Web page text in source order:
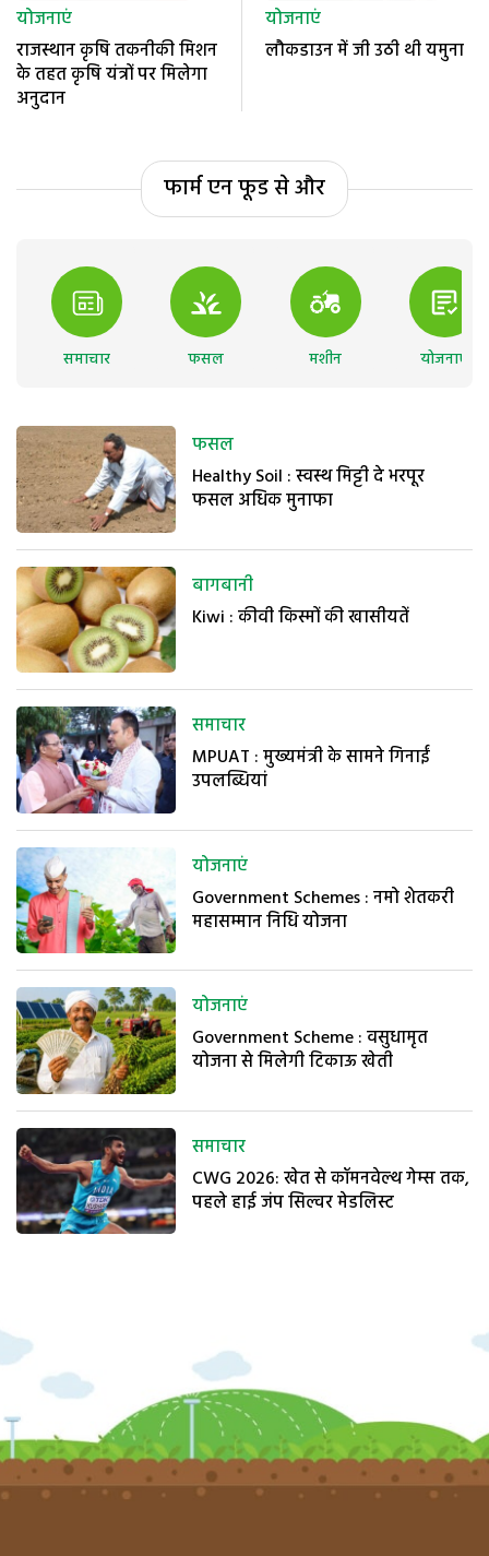
योजनाएं
राजस्थान कृषि तकनीकी मिशन
के तहत कृषि यंत्रों पर मिलेगा
अनुदान
योजनाएं
लौकडाउन में जी उठी थी यमुना
फार्म एन फूड से और
समाचार फसल मशीन योजनाएं
फसल
Healthy Soil : स्वस्थ मिट्टी दे भरपूर
फसल अधिक मुनाफा
बागबानी
Kiwi : कीवी किस्मों की खासीयतें
समाचार
MPUAT : मुख्यमंत्री के सामने गिनाईं
उपलब्धियां
योजनाएं
Government Schemes : नमो शेतकरी
महासम्मान निधि योजना
योजनाएं
Government Scheme : वसुधामृत
योजना से मिलेगी टिकाऊ खेती
समाचार
CWG 2026: खेत से कॉमनवेल्थ गेम्स तक,
पहले हाई जंप सिल्वर मेडलिस्ट